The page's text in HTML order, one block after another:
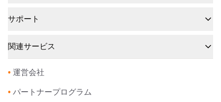
サポート
関連サービス
• 運営会社
• パートナープログラム